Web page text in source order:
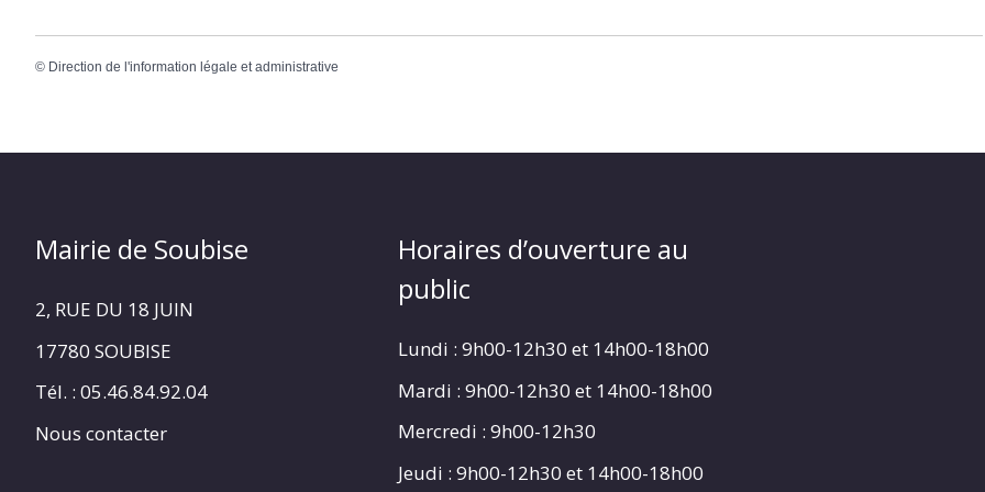
© Direction de l'information légale et administrative
Mairie de Soubise
2, RUE DU 18 JUIN
17780 SOUBISE
Tél. : 05.46.84.92.04
Nous contacter
Horaires d’ouverture au
public
Lundi : 9h00-12h30 et 14h00-18h00
Mardi : 9h00-12h30 et 14h00-18h00
Mercredi : 9h00-12h30
Jeudi : 9h00-12h30 et 14h00-18h00